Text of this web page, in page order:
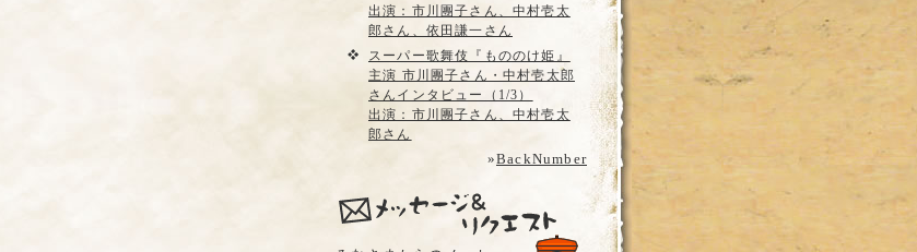
出演：市川團子さん、中村壱太
郎さん、依田謙一さん
スーパー歌舞伎『もののけ姫』
主演 市川團子さん・中村壱太郎
さんインタビュー（1/3）
出演：市川團子さん、中村壱太
郎さん
»BackNumber